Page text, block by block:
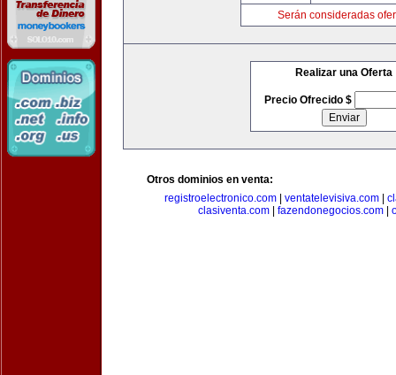
Serán consideradas
Realizar una Oferta
Precio Ofrecido $
Otros dominios en venta:
registroelectronico.com
ventatelevisiva.com
clasiventa.com| fazendonegocios.com|